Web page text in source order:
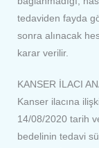
tedaviden fayda
sonra alınacak
karar verilir.
KANSER İLACI
Kanser ilacına
14/08/2020 tarih
bedelinin tedavi